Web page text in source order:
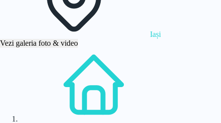
Iași
Vezi galeria foto & video